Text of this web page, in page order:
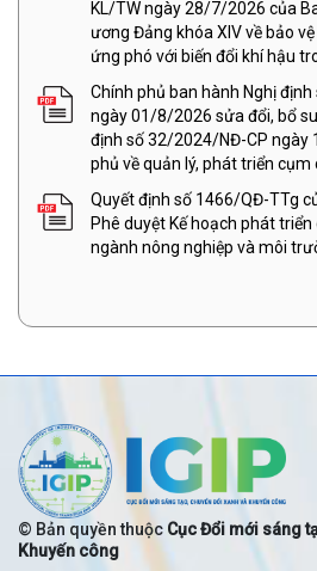
KL/TW ngày 28/7/2026 của
ương Đảng khóa XIV về bảo
ứng phó với biến đổi khí hậu
Chính phủ ban hành Nghị
ngày 01/8/2026 sửa đổi, bổ
định số 32/2024/NĐ-CP ngày
phủ về quản lý, phát triển cụm
Quyết định số 1466/QĐ-TTg
Phê duyệt Kế hoạch phát
ngành nông nghiệp và môi
© Bản quyền thuộc Cục Đổi mới sáng
Khuyến công